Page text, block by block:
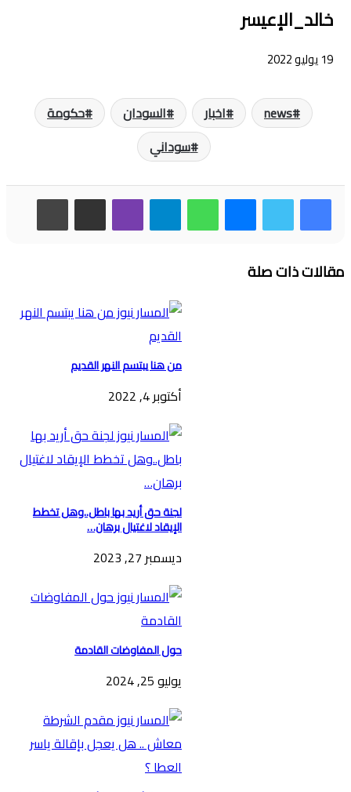
خالد_الإعيسر
19 يوليو 2022
news اخبار السودان
حكومة
سوداني
فيسبوكتويتر ماسنجر واتسابتيلقرام ڤايبر مشاركة عبر البريد طباعة
مقالات ذات صلة
من هنا يبتسم النهر القديم
أكتوبر 4, 2022
لجنة حق أريد بها باطل..وهل تخطط
الإيقاد لاغتيال برهان…
ديسمبر 27, 2023
حول المفاوضات القادمة
يوليو 25, 2024